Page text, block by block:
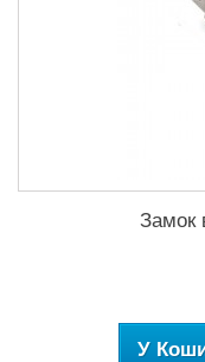
Замок
У